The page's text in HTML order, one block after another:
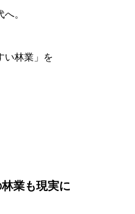
。
い林業」を
業も現実に